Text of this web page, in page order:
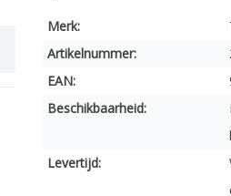
Merk:
Artikelnummer:
EAN:
Beschikbaarheid:
Levertijd: